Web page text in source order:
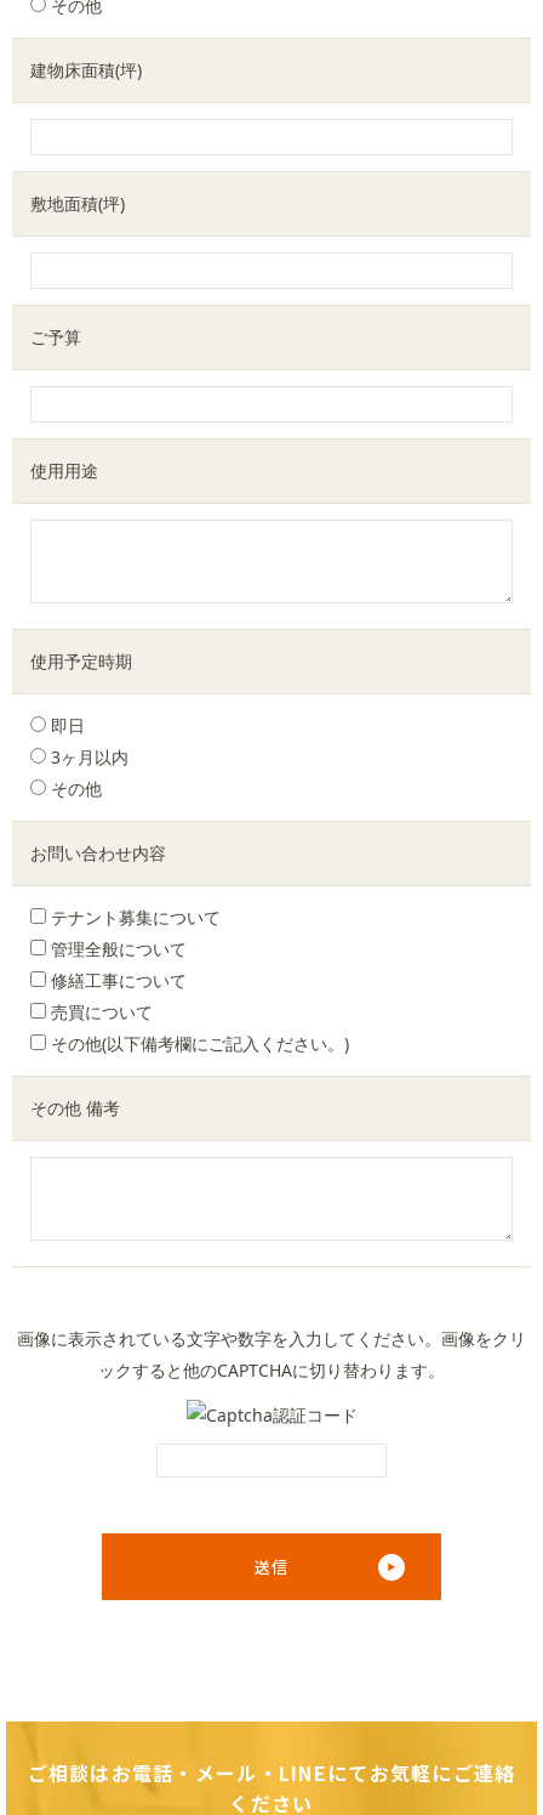
その他
建物床面積(坪)
敷地面積(坪)
ご予算
使用用途
使用予定時期
即日
3ヶ月以内
その他
お問い合わせ内容
テナント募集について
管理全般について
修繕工事について
売買について
その他(以下備考欄にご記入ください。)
その他 備考
画像に表示されている文字や数字を入力してください。画像をクリ
ックすると他のCAPTCHAに切り替わります。
ご相談はお電話・メール・LINEにてお気軽にご連絡
ください